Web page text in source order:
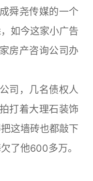
舜尧传媒的一个
如今这家小广告
房产咨询公司办
，几名债权人
打着大理石装饰
这墙砖也都敲下
了他600多万。